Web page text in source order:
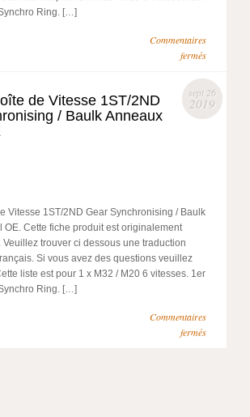
Ring. […]
Commentaires
fermés
sept 26
2019
de Vitesse 1ST/2ND
/ Baulk Anneaux
Vitesse 1ST/2ND Gear Synchronising / Baulk
OE. Cette fiche produit est originalement
trouver ci dessous une traduction
Si vous avez des questions veuillez
liste est pour 1 x M32 / M20 6 vitesses. 1er
Ring. […]
Commentaires
fermés